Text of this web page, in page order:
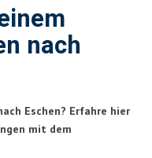
nach
Eschen? Erfahre hier
mit dem